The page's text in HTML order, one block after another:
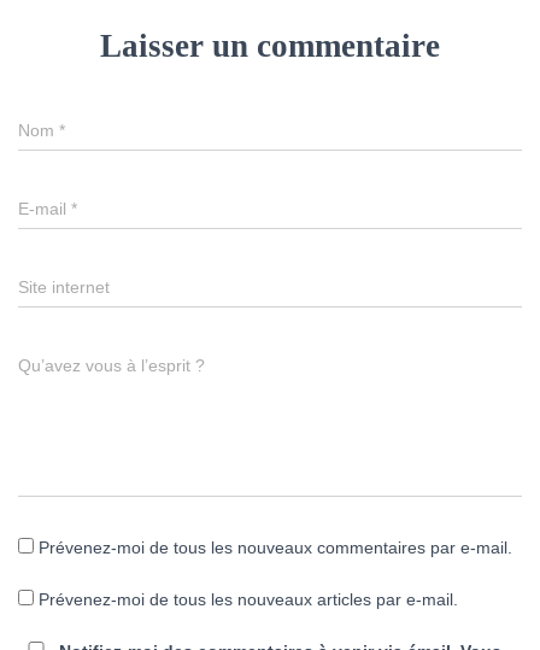
Laisser un commentaire
Nom *
E-mail *
Site internet
Qu’avez vous à l’esprit ?
Prévenez-moi de tous les nouveaux commentaires par e-mail.
Prévenez-moi de tous les nouveaux articles par e-mail.